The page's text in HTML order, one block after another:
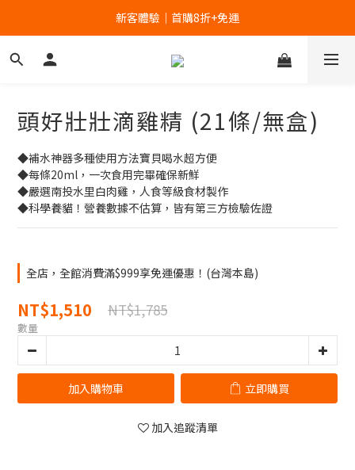
新客體驗｜首購8折+免運
新客體驗｜首購8折+免運
家裡的肉泥健康嗎？立刻分析👉
頭好壯壯滴雞精 (21條/無盒)
◆補水神器多種使用方法寶貝喝水超方便
◆每條20ml，一次食用完畢確保新鮮
◆嚴選南投水里白肉雞，人食等級食材製作
◆科學養貓！營養數據不估算，皆有第三方檢驗佐證
全店，全館消費滿$999享免運優惠！(台灣本島)
NT$1,510 NT$1,785
數量
加入購物車 立即購買
加入追蹤清單